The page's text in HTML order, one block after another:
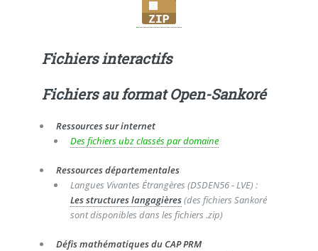
Fichiers interactifs
Fichiers au format Open-Sankoré
Ressources sur internet
Des fichiers ubz classés par domaine
Ressources départementales
Langues Vivantes Étrangères (DSDEN56 - LVE) :
Les structures langagières(des fichiers Sankoré
sont disponibles dans les fichiers .zip)
Défis mathématiques du CAP PRM